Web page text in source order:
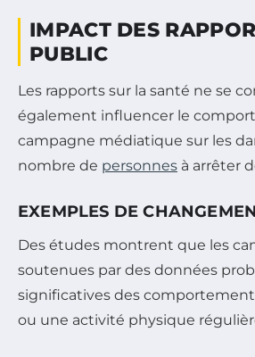
IMPACT DES
PUBLIC
Les rapports sur la santé ne se
également influencer le
campagne médiatique sur les
nombre de personnes à arrêter
EXEMPLES DE
Des études montrent que les
soutenues par des données
significatives des
ou une activité physique